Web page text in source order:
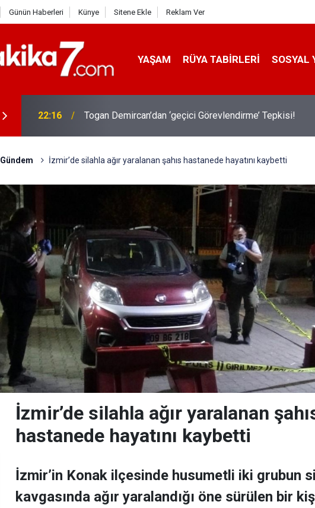
Günün Haberleri Künye Sitene Ekle Reklam Ver
YAŞAM RÜYA TABIRLERI SOSYAL
22:16 Togan Demircan’dan ‘geçici Görevlendirme’ Tepkisi!
Gündem İzmir’de silahla ağır yaralanan şahıs hastanede hayatını kaybetti
İzmir’de silahla ağır yaralanan
hastanede hayatını kaybetti
İzmir’in Konak ilçesinde husumetli iki grubun
kavgasında ağır yaralandığı öne sürülen bir